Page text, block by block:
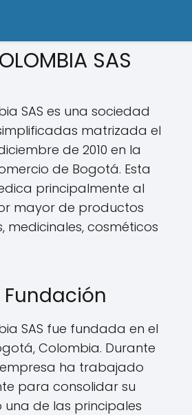
SAS
SAS es una sociedad
matrizada el
de 2010 en la
de Bogotá. Esta
principalmente al
mayor de productos
medicinales, cosméticos
SAS fue fundada en el
Colombia. Durante
ha trabajado
para consolidar su
una de las principales